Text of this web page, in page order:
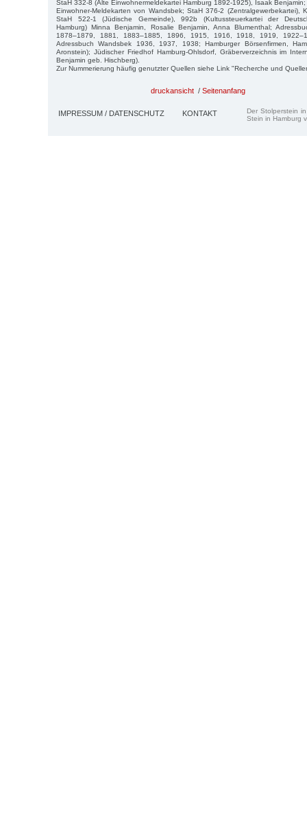
StaH 332-8 (Alte Einwohnermeldekartei Hamburg 1892-1925), Isaak
Einwohner-Meldekarten von Wandsbek; StaH 376-2 (Zentralgewerbekartei),
StaH 522-1 (Jüdische Gemeinde), 992b (Kultussteuerkartei der
Hamburg) Minna Benjamin, Rosalie Benjamin, Anna Blumenthal;
1878–1879, 1881, 1883–1885, 1896, 1915, 1916, 1918, 1919,
Adressbuch Wandsbek 1936, 1937, 1938; Hamburger Börsenfirmen,
Aronstein); Jüdischer Friedhof Hamburg-Ohlsdorf, Gräberverzeichnis im
Benjamin geb. Hischberg).
Zur Nummerierung häufig genutzter Quellen siehe Link "Recherche und
druckansicht / Seitenanfang
IMPRESSUM / DATENSCHUTZ KONTAKT
Der Stolperstein
Stein in Hamburg